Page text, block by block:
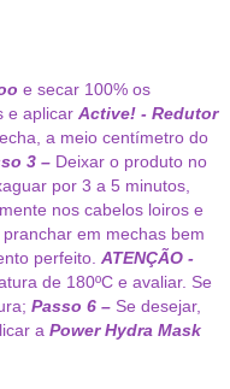
e secar 100% os
e aplicar Active! - Redutor
a meio centímetro do
3 – Deixar o produto no
por 3 a 5 minutos,
nos cabelos loiros e
pranchar em mechas bem
perfeito. ATENÇÃO -
de 180ºC e avaliar. Se
Passo 6 – Se desejar,
a Power Hydra Mask